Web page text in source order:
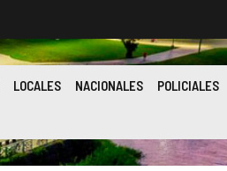
LOCALES NACIONALES POLICIALES